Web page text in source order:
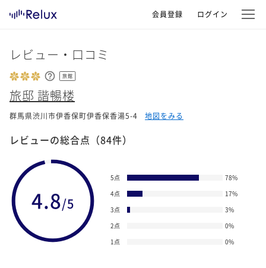
会員登録 ログイン
レビュー・口コミ
旅館
旅邸 諧暢楼
群馬県渋川市伊香保町伊香保香湯5-4 地図をみる
レビューの総合点 （84件）
4.8/5
5点 78%
4点
17%
3点
3%
2点
0%
1点
0%